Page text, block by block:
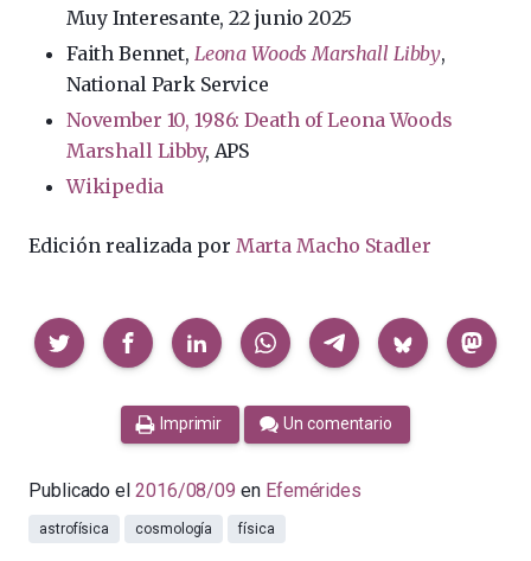
Muy Interesante, 22 junio 2025
Faith Bennet, Leona Woods Marshall Libby,
National Park Service
November 10, 1986: Death of Leona Woods
Marshall Libby, APS
Wikipedia
Edición realizada por Marta Macho Stadler
Compartir
Imprimir Un comentario
Publicado el 2016/08/09 en Efemérides
astrofísica cosmología física